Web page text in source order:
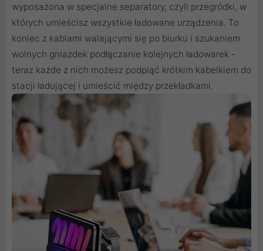
wyposażona w specjalne separatory, czyli przegródki, w
których umieścisz wszystkie ładowane urządzenia. To
koniec z kablami walającymi się po biurku i szukaniem
wolnych gniazdek podłączanie kolejnych ładowarek -
teraz każde z nich możesz podpiąć krótkim kabelkiem do
stacji ładującej i umieścić między przekładkami.